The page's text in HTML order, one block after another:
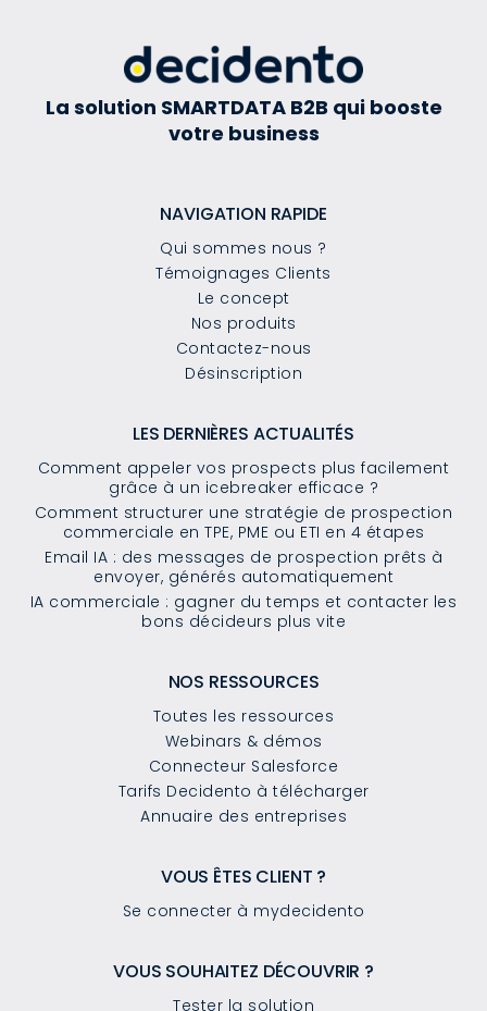
La solution SMARTDATA B2B qui booste
votre business
NAVIGATION RAPIDE
Qui sommes nous ?
Témoignages Clients
Le concept
Nos produits
Contactez-nous
Désinscription
LES DERNIÈRES ACTUALITÉS
Comment appeler vos prospects plus facilement
grâce à un icebreaker efficace ?
Comment structurer une stratégie de prospection
commerciale en TPE, PME ou ETI en 4 étapes
Email IA : des messages de prospection prêts à
envoyer, générés automatiquement
IA commerciale : gagner du temps et contacter les
bons décideurs plus vite
NOS RESSOURCES
Toutes les ressources
Webinars & démos
Connecteur Salesforce
Tarifs Decidento à télécharger
Annuaire des entreprises
VOUS ÊTES CLIENT ?
Se connecter à mydecidento
VOUS SOUHAITEZ DÉCOUVRIR ?
Tester la solution